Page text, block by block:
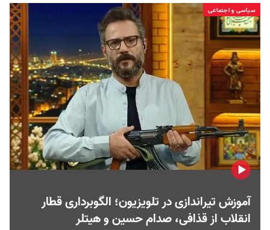
سیاسی و اجتماعی
آموزش تیراندازی در تلویزیون؛ الگوبرداری قطار
انقلاب از قذافی، صدام حسین و هیتلر